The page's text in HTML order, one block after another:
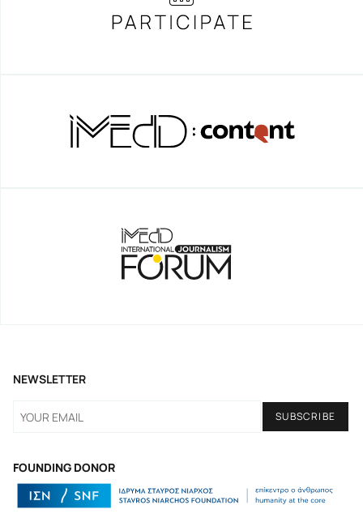
FOUNDING DONOR
NEWSLETTER